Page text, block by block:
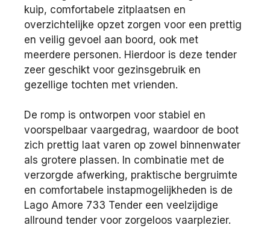
kuip, comfortabele zitplaatsen en
overzichtelijke opzet zorgen voor een prettig
en veilig gevoel aan boord, ook met
meerdere personen. Hierdoor is deze tender
zeer geschikt voor gezinsgebruik en
gezellige tochten met vrienden.
De romp is ontworpen voor stabiel en
voorspelbaar vaargedrag, waardoor de boot
zich prettig laat varen op zowel binnenwater
als grotere plassen. In combinatie met de
verzorgde afwerking, praktische bergruimte
en comfortabele instapmogelijkheden is de
Lago Amore 733 Tender een veelzijdige
allround tender voor zorgeloos vaarplezier.